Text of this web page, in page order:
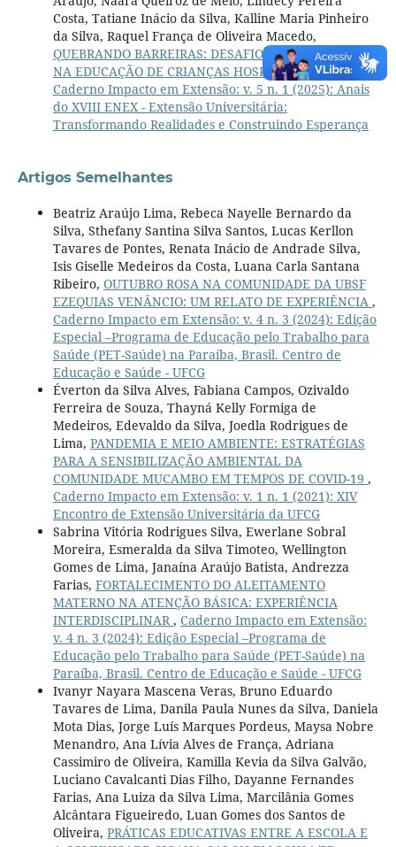
Costa, Tatiane Inácio da Silva, Kalline Maria Pinheiro
da Silva, Raquel França de Oliveira Macedo,
QUEBRANDO BARREIRAS: DESAFIOS E CONQUISTAS
NA EDUCAÇÃO DE CRIANÇAS HOSPITALIZADAS,
Caderno Impacto em Extensão: v. 5 n. 1 (2025): Anais
do XVIII ENEX - Extensão Universitária:
Transformando Realidades e Construindo Esperança
Artigos Semelhantes
Beatriz Araújo Lima, Rebeca Nayelle Bernardo da
Silva, Sthefany Santina Silva Santos, Lucas Kerllon
Tavares de Pontes, Renata Inácio de Andrade Silva,
Isis Giselle Medeiros da Costa, Luana Carla Santana
Ribeiro, OUTUBRO ROSA NA COMUNIDADE DA UBSF
EZEQUIAS VENÂNCIO: UM RELATO DE EXPERIÊNCIA ,
Caderno Impacto em Extensão: v. 4 n. 3 (2024): Edição
Especial –Programa de Educação pelo Trabalho para
Saúde (PET-Saúde) na Paraíba, Brasil. Centro de
Educação e Saúde - UFCG
Éverton da Silva Alves, Fabiana Campos, Ozivaldo
Ferreira de Souza, Thayná Kelly Formiga de
Medeiros, Edevaldo da Silva, Joedla Rodrigues de
Lima, PANDEMIA E MEIO AMBIENTE: ESTRATÉGIAS
PARA A SENSIBILIZAÇÃO AMBIENTAL DA
COMUNIDADE MUCAMBO EM TEMPOS DE COVID-19 ,
Caderno Impacto em Extensão: v. 1 n. 1 (2021): XIV
Encontro de Extensão Universitária da UFCG
Sabrina Vitória Rodrigues Silva, Ewerlane Sobral
Moreira, Esmeralda da Silva Timoteo, Wellington
Gomes de Lima, Janaína Araújo Batista, Andrezza
Farias, FORTALECIMENTO DO ALEITAMENTO
MATERNO NA ATENÇÃO BÁSICA: EXPERIÊNCIA
INTERDISCIPLINAR, Caderno Impacto em Extensão:
v. 4 n. 3 (2024): Edição Especial –Programa de
Educação pelo Trabalho para Saúde (PET-Saúde) na
Paraíba, Brasil. Centro de Educação e Saúde - UFCG
Ivanyr Nayara Mascena Veras, Bruno Eduardo
Tavares de Lima, Danila Paula Nunes da Silva, Daniela
Mota Dias, Jorge Luís Marques Pordeus, Maysa Nobre
Menandro, Ana Lívia Alves de França, Adriana
Cassimiro de Oliveira, Kamilla Kevia da Silva Galvão,
Luciano Cavalcanti Dias Filho, Dayanne Fernandes
Farias, Ana Luiza da Silva Lima, Marcilânia Gomes
Alcântara Figueiredo, Luan Gomes dos Santos de
Oliveira, PRÁTICAS EDUCATIVAS ENTRE A ESCOLA E